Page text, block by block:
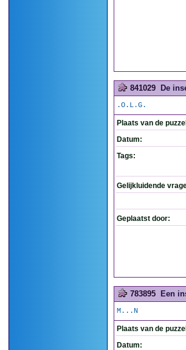
841029 De
.O.L.G.
Plaats van de
Datum:
Tags:
Gelijkluidende
Geplaatst door:
783895 Een
M...N
Plaats van de
Datum: